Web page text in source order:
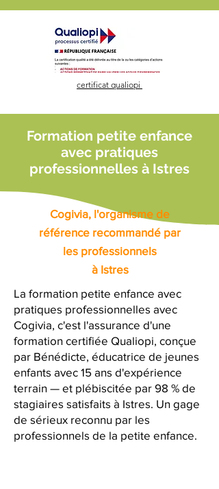
certificat qualiopi
Formation petite enfance
avec pratiques
professionnelles à Istres
Cogivia, l'organisme de
référence recommandé par
les professionnels
à Istres
La formation petite enfance avec
pratiques professionnelles avec
Cogivia, c'est l'assurance d'une
formation certifiée Qualiopi, conçue
par Bénédicte, éducatrice de jeunes
enfants avec 15 ans d'expérience
terrain — et plébiscitée par 98 % de
stagiaires satisfaits à Istres. Un gage
de sérieux reconnu par les
professionnels de la petite enfance.